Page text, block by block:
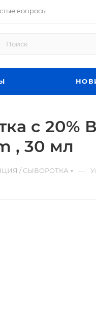
вопросы
с 20%
, 30 мл
/ СЫВОРОТКА —